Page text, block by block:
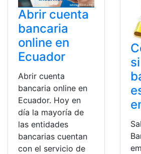
Abrir cuenta
bancaria
online en
Ecuador
Abrir cuenta
bancaria online en
Ecuador. Hoy en
día la mayoría de
las entidades
bancarias cuentan
con el servicio de